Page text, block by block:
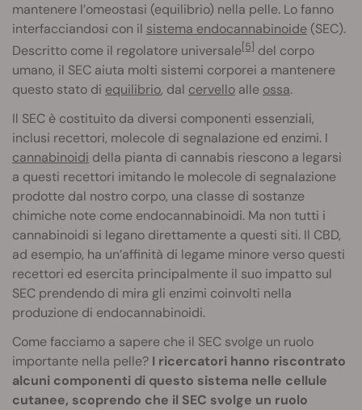
mantenere l’omeostasi (equilibrio) nella pelle. Lo fanno
interfacciandosi con il sistema endocannabinoide (SEC).
Descritto come il regolatore universale[5] del corpo
umano, il SEC aiuta molti sistemi corporei a mantenere
questo stato di equilibrio, dal cervello alle ossa.
Il SEC è costituito da diversi componenti essenziali,
inclusi recettori, molecole di segnalazione ed enzimi. I
cannabinoidi della pianta di cannabis riescono a legarsi
a questi recettori imitando le molecole di segnalazione
prodotte dal nostro corpo, una classe di sostanze
chimiche note come endocannabinoidi. Ma non tutti i
cannabinoidi si legano direttamente a questi siti. Il CBD,
ad esempio, ha un’affinità di legame minore verso questi
recettori ed esercita principalmente il suo impatto sul
SEC prendendo di mira gli enzimi coinvolti nella
produzione di endocannabinoidi.
Come facciamo a sapere che il SEC svolge un ruolo
importante nella pelle? I ricercatori hanno riscontrato
alcuni componenti di questo sistema nelle cellule
cutanee, scoprendo che il SEC svolge un ruolo